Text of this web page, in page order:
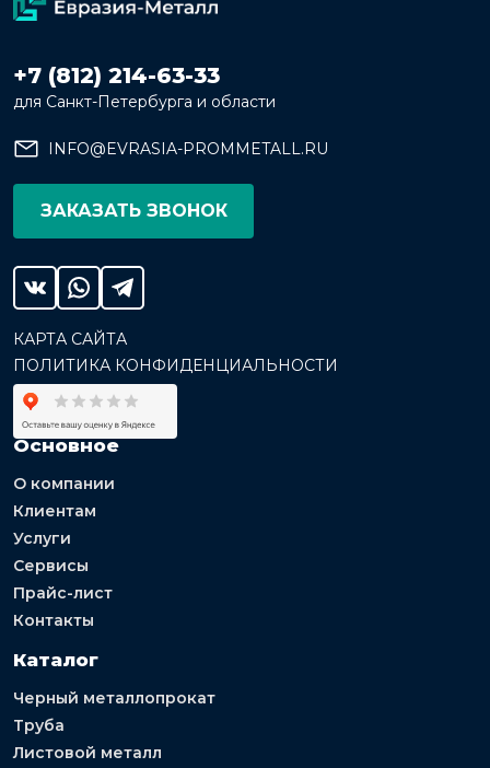
+7 (812) 214-63-33
для Санкт-Петербурга и области
INFO@EVRASIA-PROMMETALL.RU
ЗАКАЗАТЬ ЗВОНОК
КАРТА САЙТА
ПОЛИТИКА КОНФИДЕНЦИАЛЬНОСТИ
Основное
О компании
Клиентам
Услуги
Сервисы
Прайс-лист
Контакты
Каталог
Черный металлопрокат
Труба
Листовой металл